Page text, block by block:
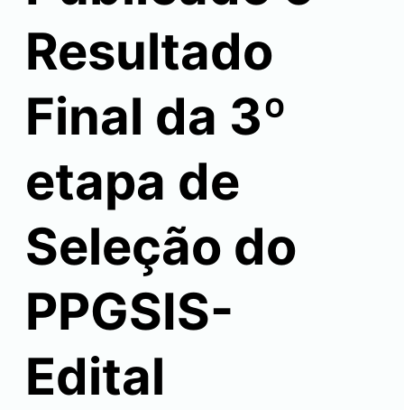
Resultado
Final da 3º
etapa de
Seleção do
PPGSIS-
Edital